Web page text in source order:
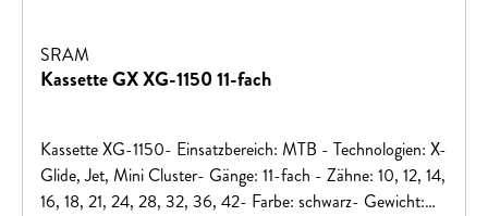
SRAM
Kassette GX XG-1150 11-fach
Kassette XG-1150- Einsatzbereich: MTB - Technologien: X-
Glide, Jet, Mini Cluster- Gänge: 11-fach - Zähne: 10, 12, 14,
16, 18, 21, 24, 28, 32, 36, 42- Farbe: schwarz- Gewicht: